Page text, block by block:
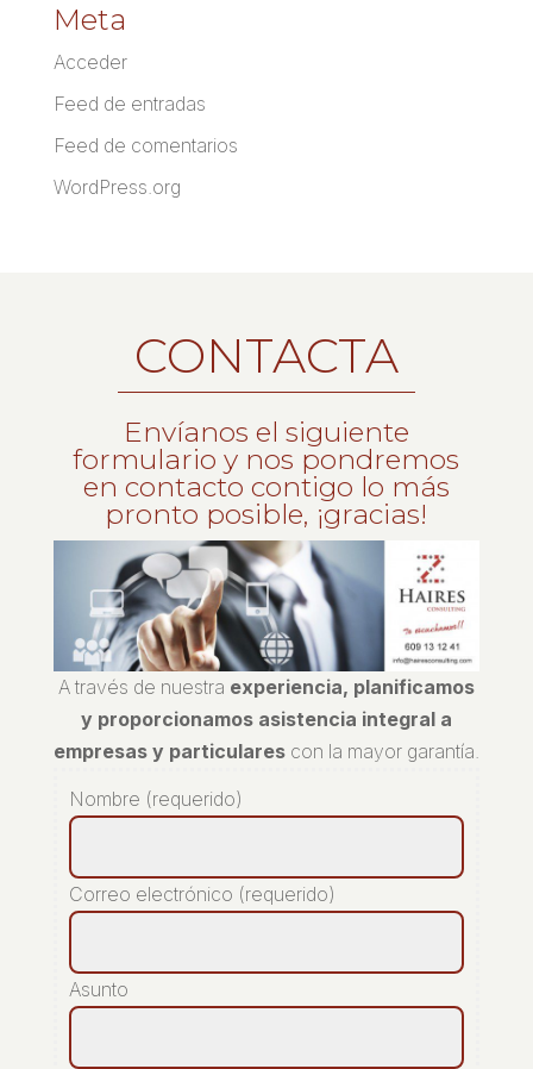
Meta
Acceder
Feed de entradas
Feed de comentarios
WordPress.org
CONTACTA
Envíanos el siguiente
formulario y nos pondremos
en contacto contigo lo más
pronto posible, ¡gracias!
A través de nuestra experiencia, planificamos
y proporcionamos asistencia integral a
empresas y particularescon la mayor garantía.
Nombre (requerido)
Correo electrónico (requerido)
Asunto